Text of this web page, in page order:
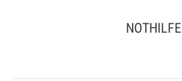
NOTHILFE